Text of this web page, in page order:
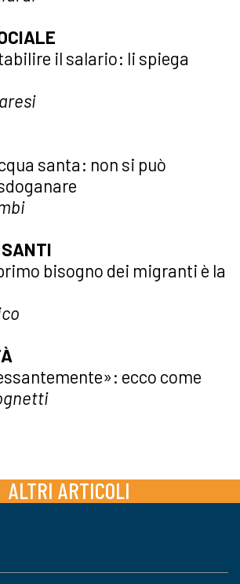
il salario: li spiega
santa: non si può
SANTI
bisogno dei migranti è la
ecco come
ALTRI ARTICOLI